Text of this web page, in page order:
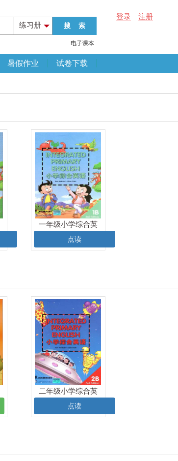
练习册
电子课本
登录 注册
暑假作业 试卷下载
一年级小学综合英
语（下）电子课本
点读
二年级小学综合英
语（下）电子课本
点读